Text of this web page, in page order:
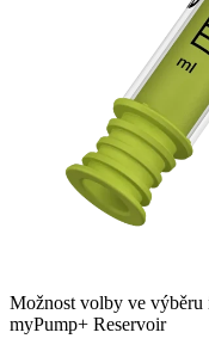
Možnost volby ve výběru
myPump+ Reservoir